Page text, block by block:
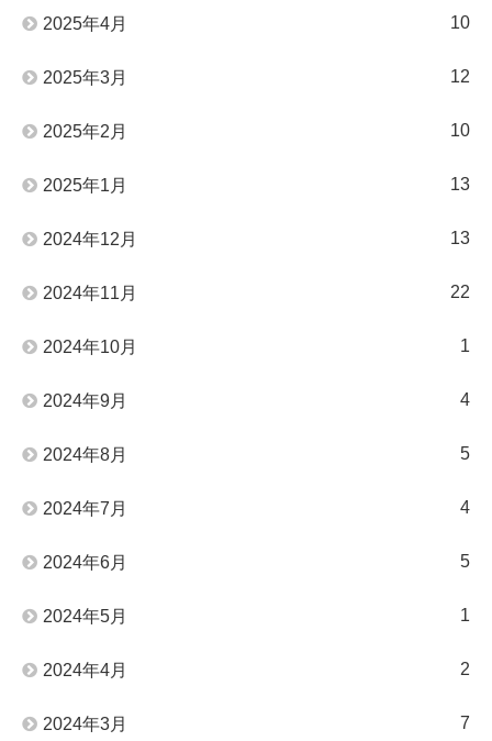
2025年4月 10
2025年3月 12
2025年2月 10
2025年1月 13
2024年12月 13
2024年11月 22
2024年10月 1
2024年9月 4
2024年8月 5
2024年7月 4
2024年6月 5
2024年5月 1
2024年4月 2
2024年3月 7